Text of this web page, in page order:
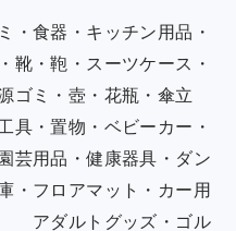
・食器・キッチン用品・
靴・鞄・スーツケース・
ゴミ・壺・花瓶・傘立
具・置物・ベビーカー・
芸用品・健康器具・ダン
・フロアマット・カー用
アダルトグッズ・ゴル